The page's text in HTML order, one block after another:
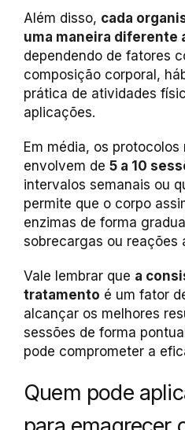
Além disso, cada
uma maneira diferente
dependendo de fatores
composição corporal,
prática de atividades
aplicações.
Em média, os protocolos
envolvem de 5 a 10
intervalos semanais ou
permite que o corpo
enzimas de forma
sobrecargas ou reações
Vale lembrar que a
tratamento é um fator
alcançar os melhores
sessões de forma
pode comprometer a
Quem pode